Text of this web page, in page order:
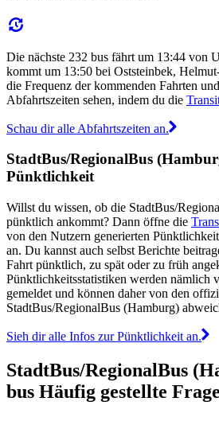
Die nächste 232 bus fährt um 13:44 von
kommt um 13:50 bei Oststeinbek,
die Frequenz der kommenden Fahrten
Abfahrtszeiten sehen, indem du die
Schau dir alle Abfahrtszeiten an.
StadtBus/RegionalBus
Pünktlichkeit
Willst du wissen, ob die StadtBus/
pünktlich ankommt? Dann öffne die
von den Nutzern generierten
an. Du kannst auch selbst Berichte
Fahrt pünktlich, zu spät oder zu früh
Pünktlichkeitsstatistiken werden nämlich
gemeldet und können daher von den
StadtBus/RegionalBus (Hamburg)
Sieh dir alle Infos zur Pünktlichkeit an.
StadtBus/RegionalBus
bus Häufig gestellte